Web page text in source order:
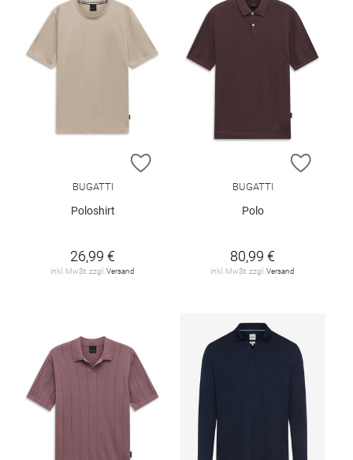
ZUR WUNSCHLISTE HINZUFÜGEN
BUGATTI
Poloshirt
26,99 €
inkl. MwSt. zzgl. Versand
ZUR
BUGATTI
Polo
80,99 €
inkl. MwSt. zzgl. Versand